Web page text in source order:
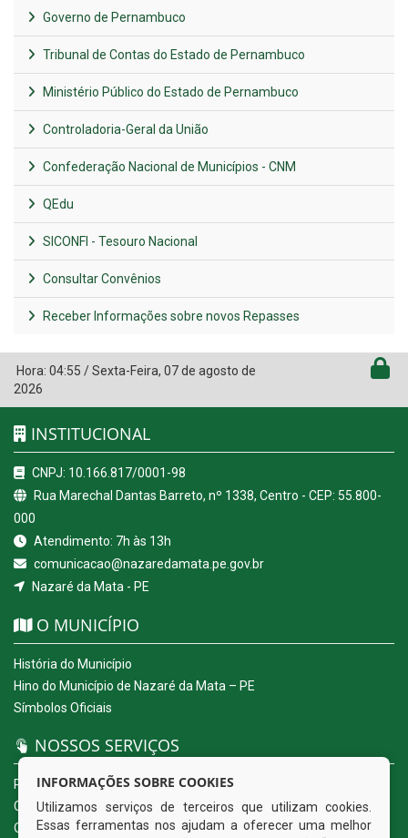
Governo de Pernambuco
Tribunal de Contas do Estado de Pernambuco
Ministério Público do Estado de Pernambuco
Controladoria-Geral da União
Confederação Nacional de Municípios - CNM
QEdu
SICONFI - Tesouro Nacional
Consultar Convênios
Receber Informações sobre novos Repasses
Hora: 04:55 /Sexta-Feira, 07 de agosto de
2026
INSTITUCIONAL
CNPJ: 10.166.817/0001-98
Rua Marechal Dantas Barreto, nº 1338, Centro - CEP: 55.800-
000
Atendimento: 7h às 13h
comunicacao@nazaredamata.pe.gov.br
Nazaré da Mata - PE
O MUNICÍPIO
História do Município
Hino do Município de Nazaré da Mata – PE
Símbolos Oficiais
NOSSOS SERVIÇOS
Portal da Transparência
Carta de Serviços ao Usuário
Ouvidoria Eletrônica
INFORMAÇÕES SOBRE COOKIES
Utilizamos serviços de terceiros que utilizam cookies.
Essas ferramentas nos ajudam a oferecer uma melhor